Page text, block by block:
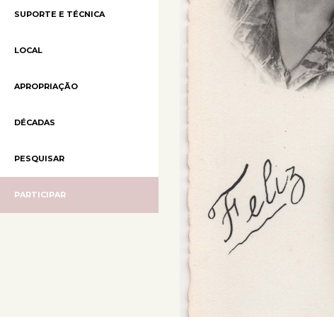
SUPORTE E TÉCNICA
LOCAL
APROPRIAÇÃO
DÉCADAS
PESQUISAR
PARTICIPAR